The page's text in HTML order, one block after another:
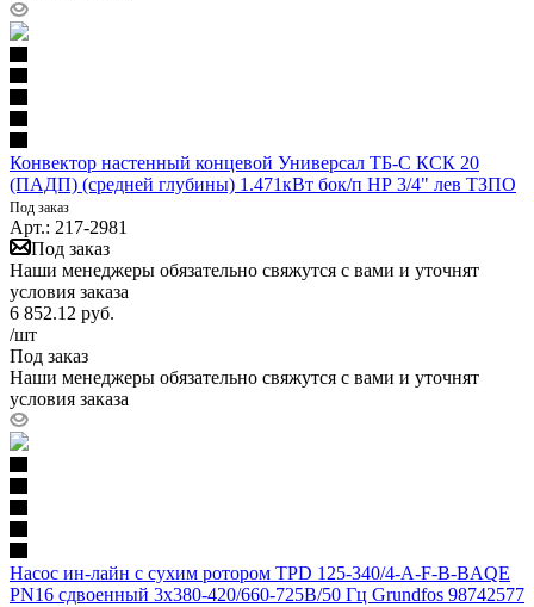
Конвектор настенный концевой Универсал ТБ-С КСК 20
(ПАДП) (средней глубины) 1.471кВт бок/п НР 3/4" лев ТЗПО
Под заказ
Арт.: 217-2981
Под заказ
Наши менеджеры обязательно свяжутся с вами и уточнят
условия заказа
6 852.12 руб.
/шт
Под заказ
Наши менеджеры обязательно свяжутся с вами и уточнят
условия заказа
Насос ин-лайн с сухим ротором TPD 125-340/4-A-F-B-BAQE
PN16 сдвоенный 3х380-420/660-725В/50 Гц Grundfos 98742577